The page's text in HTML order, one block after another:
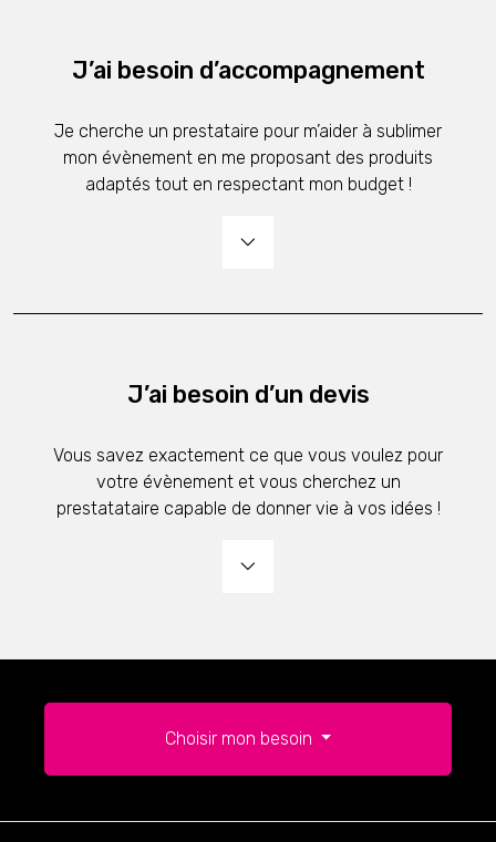
J’ai besoin d’accompagnement
Je cherche un prestataire pour m’aider à sublimer
mon évènement en me proposant des produits
adaptés tout en respectant mon budget !
J’ai besoin d’un devis
Vous savez exactement ce que vous voulez pour
votre évènement et vous cherchez un
prestatataire capable de donner vie à vos idées !
Choisir mon besoin